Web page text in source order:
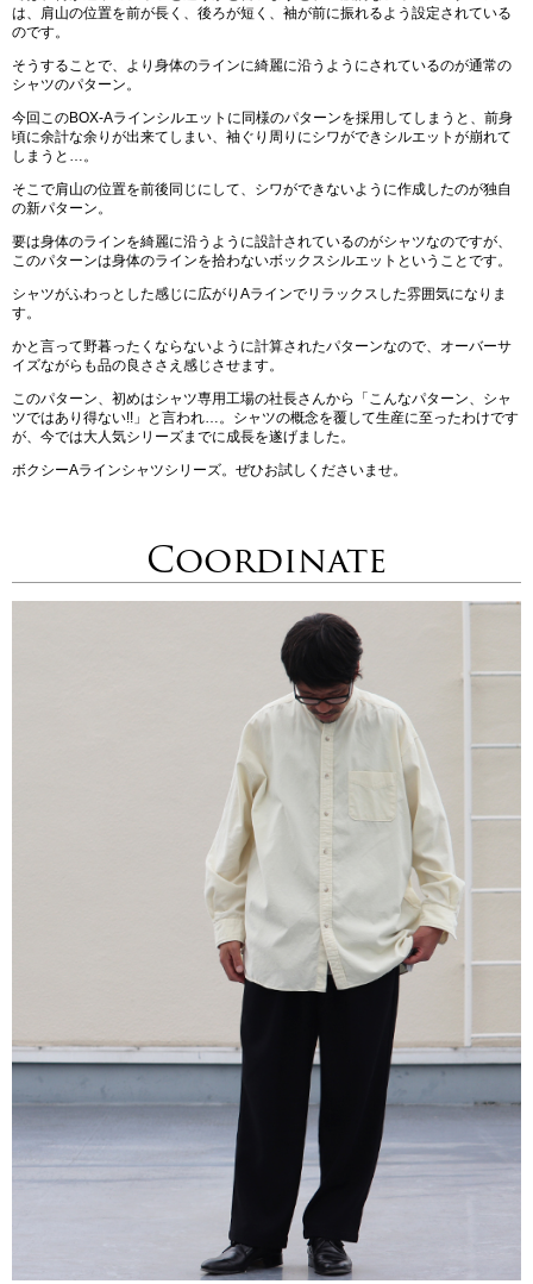
は、肩山の位置を前が長く、後ろが短く、袖が前に振れるよう設定されている
のです。
そうすることで、より身体のラインに綺麗に沿うようにされているのが通常の
シャツのパターン。
今回このBOX-Aラインシルエットに同様のパターンを採用してしまうと、前身
頃に余計な余りが出来てしまい、袖ぐり周りにシワができシルエットが崩れて
しまうと…。
そこで肩山の位置を前後同じにして、シワができないように作成したのが独自
の新パターン。
要は身体のラインを綺麗に沿うように設計されているのがシャツなのですが、
このパターンは身体のラインを拾わないボックスシルエットということです。
シャツがふわっとした感じに広がりAラインでリラックスした雰囲気になりま
す。
かと言って野暮ったくならないように計算されたパターンなので、オーバーサ
イズながらも品の良ささえ感じさせます。
このパターン、初めはシャツ専用工場の社長さんから「こんなパターン、シャ
ツではあり得ない!!」と言われ…。シャツの概念を覆して生産に至ったわけです
が、今では大人気シリーズまでに成長を遂げました。
ボクシーAラインシャツシリーズ。ぜひお試しくださいませ。
Coordinate